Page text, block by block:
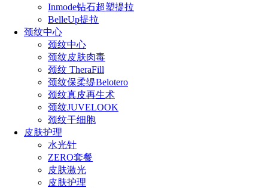
Inmode钻石超塑提拉
BelleUp提拉
颈纹中心
颈纹中心
颈纹皮肤肉毒
颈纹 TheraFill
颈纹保柔缇Belotero
颈纹真皮再生术
颈纹JUVELOOK
颈纹干细胞
皮肤护理
水光针
ZERO套餐
皮肤激光
皮肤护理